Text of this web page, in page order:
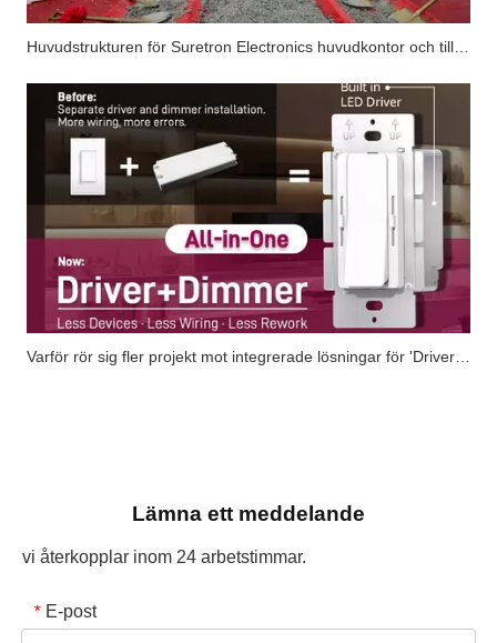
Varför rör sig fler projekt mot integrerade lösningar för 'Driver+Dimmer'?
Lämna ett meddelande
vi återkopplar inom 24 arbetstimmar.
* E-post